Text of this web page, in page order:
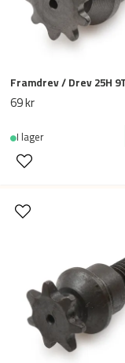
69 kr
I lager